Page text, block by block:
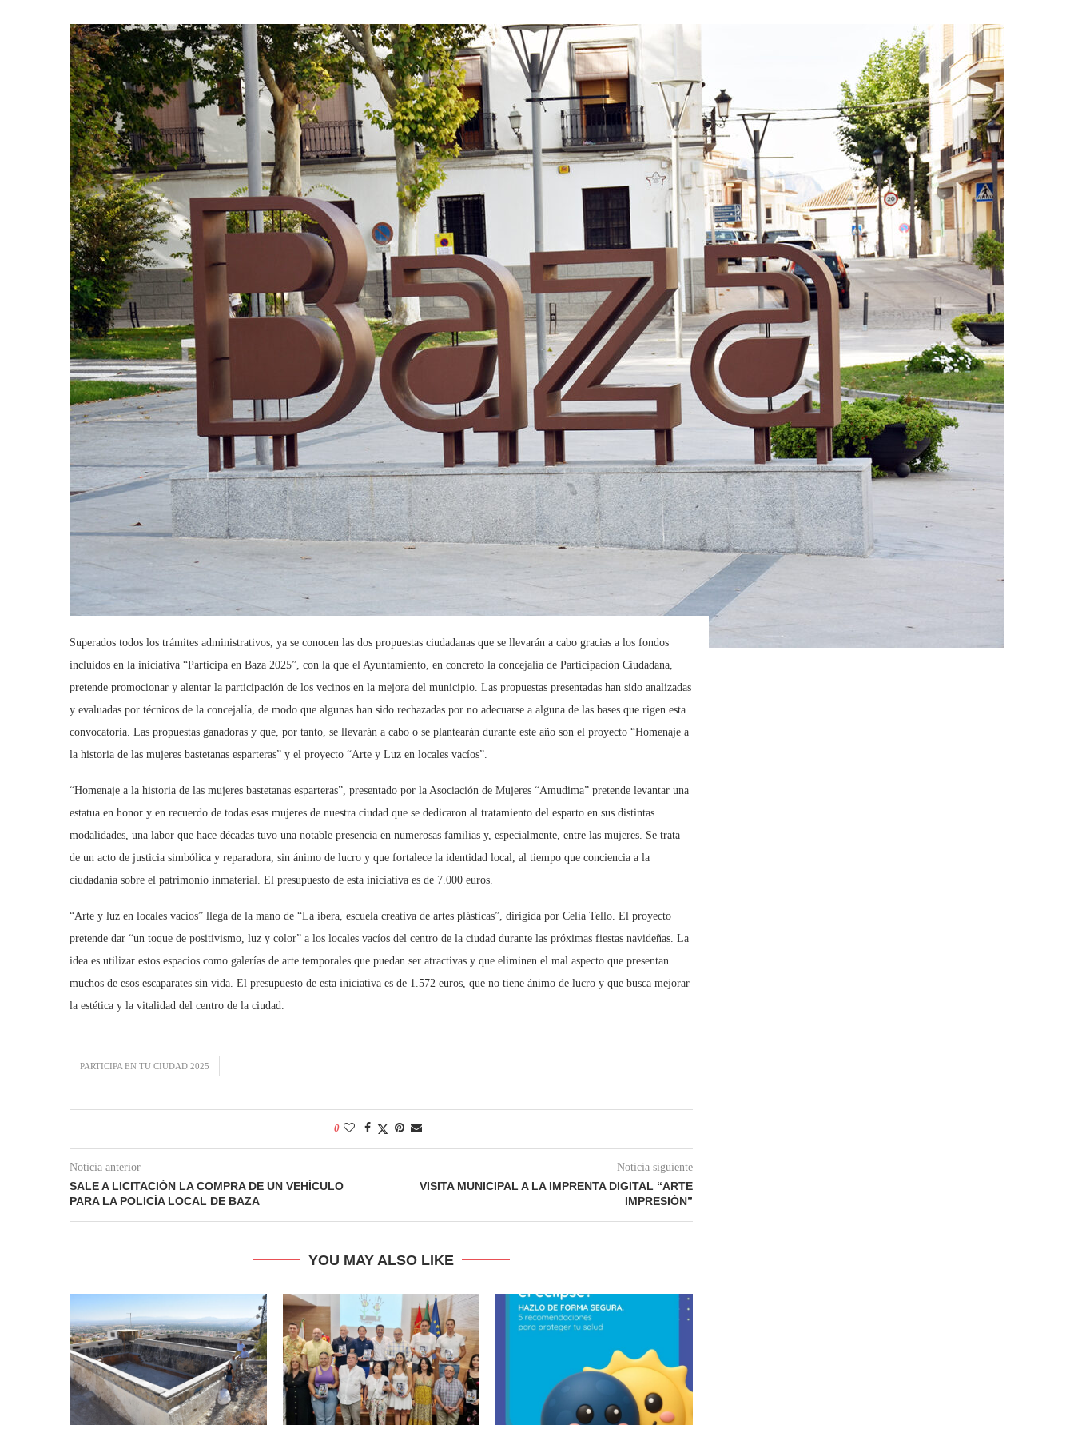
Superados todos los trámites administrativos, ya se conocen las dos propuestas ciudadanas que se llevarán a cabo gracias a los fondos
incluidos en la iniciativa “Participa en Baza 2025”, con la que el Ayuntamiento, en concreto la concejalía de Participación Ciudadana,
pretende promocionar y alentar la participación de los vecinos en la mejora del municipio. Las propuestas presentadas han sido analizadas
y evaluadas por técnicos de la concejalía, de modo que algunas han sido rechazadas por no adecuarse a alguna de las bases que rigen esta
convocatoria. Las propuestas ganadoras y que, por tanto, se llevarán a cabo o se plantearán durante este año son el proyecto “Homenaje a
la historia de las mujeres bastetanas esparteras” y el proyecto “Arte y Luz en locales vacíos”.
“Homenaje a la historia de las mujeres bastetanas esparteras”, presentado por la Asociación de Mujeres “Amudima” pretende levantar una
estatua en honor y en recuerdo de todas esas mujeres de nuestra ciudad que se dedicaron al tratamiento del esparto en sus distintas
modalidades, una labor que hace décadas tuvo una notable presencia en numerosas familias y, especialmente, entre las mujeres. Se trata
de un acto de justicia simbólica y reparadora, sin ánimo de lucro y que fortalece la identidad local, al tiempo que conciencia a la
ciudadanía sobre el patrimonio inmaterial. El presupuesto de esta iniciativa es de 7.000 euros.
“Arte y luz en locales vacíos” llega de la mano de “La íbera, escuela creativa de artes plásticas”, dirigida por Celia Tello. El proyecto
pretende dar “un toque de positivismo, luz y color” a los locales vacíos del centro de la ciudad durante las próximas fiestas navideñas. La
idea es utilizar estos espacios como galerías de arte temporales que puedan ser atractivas y que eliminen el mal aspecto que presentan
muchos de esos escaparates sin vida. El presupuesto de esta iniciativa es de 1.572 euros, que no tiene ánimo de lucro y que busca mejorar
la estética y la vitalidad del centro de la ciudad.
PARTICIPA EN TU CIUDAD 2025
0
Noticia anterior
SALE A LICITACIÓN LA COMPRA DE UN VEHÍCULO
PARA LA POLICÍA LOCAL DE BAZA
Noticia siguiente
VISITA MUNICIPAL A LA IMPRENTA DIGITAL “ARTE
IMPRESIÓN”
YOU MAY ALSO LIKE